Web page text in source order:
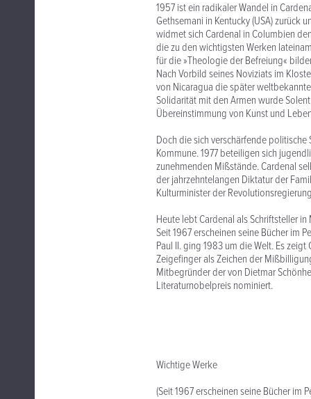
1957 ist ein radikaler Wandel in
Gethsemani in Kentucky (USA) zurück
widmet sich Cardenal in Columbien
die zu den wichtigsten Werken
für die »Theologie der Befreiung«
Nach Vorbild seines Noviziats im
von Nicaragua die später
Solidarität mit den Armen wurde
Übereinstimmung von Kunst und
Doch die sich verschärfende
Kommune. 1977 beteiligen sich
zunehmenden Mißstände. Cardenal
der jahrzehntelangen Diktatur der
Kulturminister der
Heute lebt Cardenal als Schriftsteller
Seit 1967 erscheinen seine Bücher im
Paul II. ging 1983 um die Welt. Es
Zeigefinger als Zeichen der
Mitbegründer der von Dietmar
Literaturnobelpreis nominiert.
Wichtige Werke
(Seit 1967 erscheinen seine Bücher im